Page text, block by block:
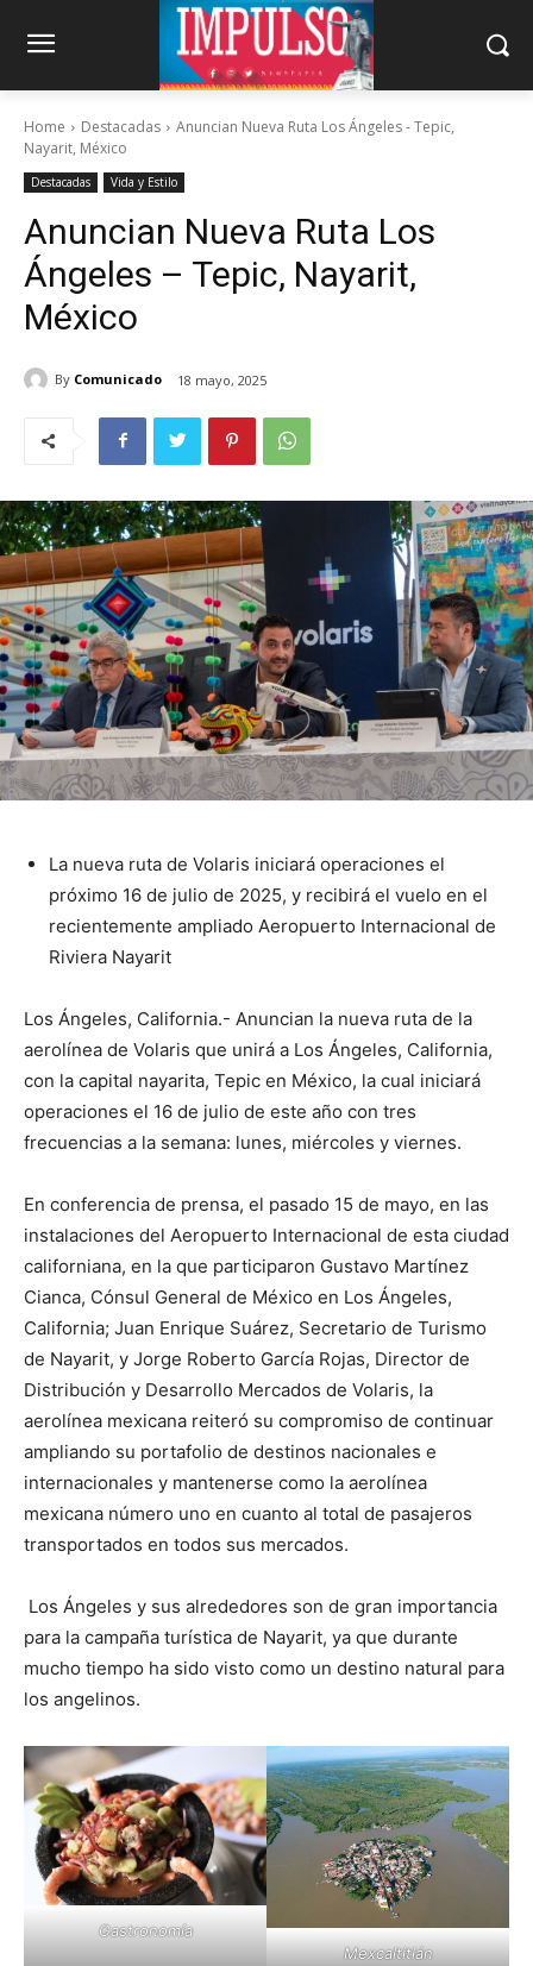
Home Destacadas
Anuncian Nueva Ruta Los Ángeles - Tepic,
Nayarit, México
Destacadas Vida y Estilo
Anuncian Nueva Ruta Los
Ángeles – Tepic, Nayarit,
México
By Comunicado 18 mayo, 2025
La nueva ruta de Volaris iniciará operaciones el
próximo 16 de julio de 2025, y recibirá el vuelo en el
recientemente ampliado Aeropuerto Internacional de
Riviera Nayarit
Los Ángeles, California.- Anuncian la nueva ruta de la
aerolínea de Volaris que unirá a Los Ángeles, California,
con la capital nayarita, Tepic en México, la cual iniciará
operaciones el 16 de julio de este año con tres
frecuencias a la semana: lunes, miércoles y viernes.
En conferencia de prensa, el pasado 15 de mayo, en las
instalaciones del Aeropuerto Internacional de esta ciudad
californiana, en la que participaron Gustavo Martínez
Cianca, Cónsul General de México en Los Ángeles,
California; Juan Enrique Suárez, Secretario de Turismo
de Nayarit, y Jorge Roberto García Rojas, Director de
Distribución y Desarrollo Mercados de Volaris, la
aerolínea mexicana reiteró su compromiso de continuar
ampliando su portafolio de destinos nacionales e
internacionales y mantenerse como la aerolínea
mexicana número uno en cuanto al total de pasajeros
transportados en todos sus mercados.
Los Ángeles y sus alrededores son de gran importancia
para la campaña turística de Nayarit, ya que durante
mucho tiempo ha sido visto como un destino natural para
los angelinos.
Gastronomía
Mexcaltitlán